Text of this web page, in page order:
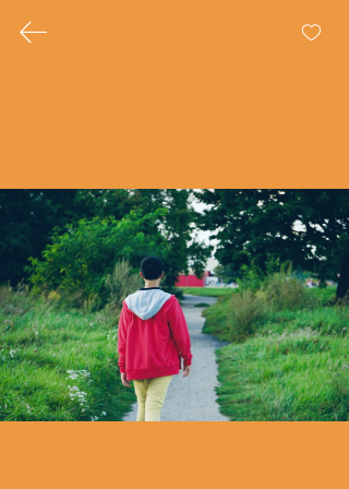
Wiebke Pausch
DIE ERFORSCHUNG DES
KREATIVEN RUHENS ALS
WEG ZUM KOLLEKTIVEN
ERWACHEN
-work in progress-
© Wiebke Pausch 2026